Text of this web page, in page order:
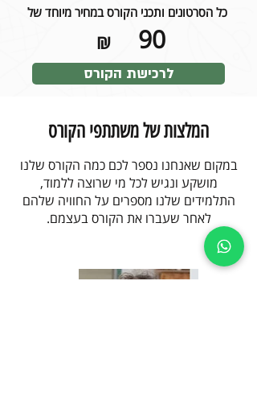
₪
כל הסרטונים ותכני הקורס במחיר מיוחד של
90
לרכישת הקורס
המלצות של משתתפי הקורס
במקום שאנחנו נספר לכם כמה הקורס שלנו
מושקע ונגיש לכל מי שרוצה ללמוד,
התלמידים שלנו מספרים על החוויה שלהם
לאחר שעברו את הקורס בעצמם.